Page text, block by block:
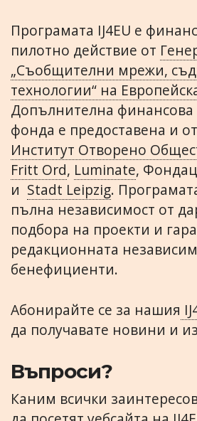
Програмата IJ4EU е
пилотно действие от
„Съобщителни мрежи,
технологии“ на
Допълнителна финансова
фонда е предоставена и от
Институт Отворено
Fritt Ord, Luminate,
и Stadt Leipzig.
пълна независимост от
подбора на проекти и
редакционната
бенефициенти.
Абонирайте се за нашия
да получавате новини и
Въпроси?
Каним всички